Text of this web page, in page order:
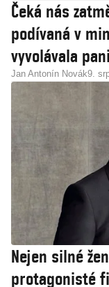
Čeká nás
podívaná v
vyvolávala
Jan Antonín Novák9.
Nejen silné
protagonisté